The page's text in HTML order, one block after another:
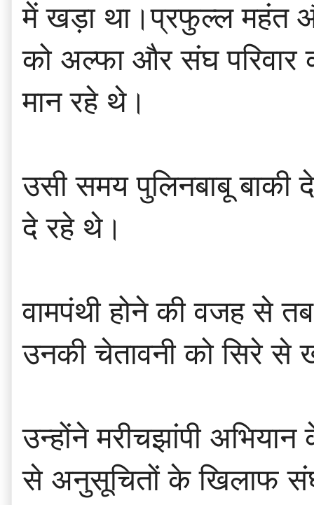
में खड़ा था।प्रफुल्ल महंत
को अल्फा और संघ परिवार
मान रहे थे।
उसी समय पुलिनबाबू बाकी
दे रहे थे।
वामपंथी होने की वजह से
उनकी चेतावनी को सिरे से
उन्होंने मरीचझांपी
से अनुसूचितों के खिलाफ